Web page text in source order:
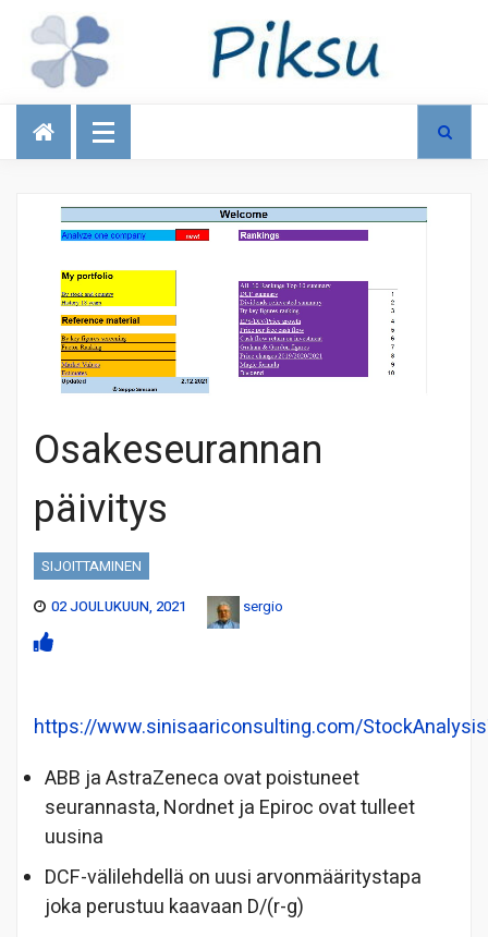
Talous
Osakeseurannan
päivitys
SIJOITTAMINEN
02 JOULUKUUN, 2021
sergio
https://www.sinisaariconsulting.com/
ABB ja AstraZeneca ovat poistuneet
seurannasta, Nordnet ja Epiroc ovat tulleet
uusina
DCF-välilehdellä on uusi arvonmääritystapa
joka perustuu kaavaan D/(r-g)